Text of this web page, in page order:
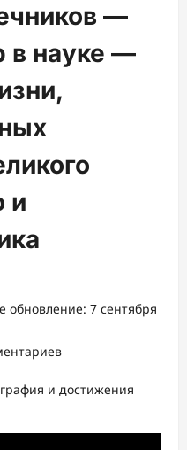
—
в науке —
и
обновление: 7 сентября